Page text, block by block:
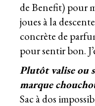
de Benefit) pour
joues à la
concrète de
pour sentir bon.
Plutôt valise ou
marque
Sac à dos